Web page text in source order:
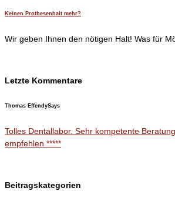
Keinen Prothesenhalt mehr?
Wir geben Ihnen den nötigen Halt! Was für
Letzte Kommentare
Thomas EffendySays
Tolles Dentallabor. Sehr kompetente
empfehlen *****
Beitragskategorien